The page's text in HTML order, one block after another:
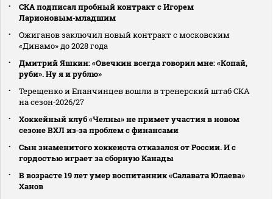
СКА подписал пробный контракт с Игорем
Ларионовым‑младшим
Ожиганов заключил новый контракт с московским
«Динамо» до 2028 года
Дмитрий Яшкин: «Овечкин всегда говорил мне: «Копай,
руби». Ну я и рублю»
Терещенко и Епанчинцев вошли в тренерский штаб СКА
на сезон‑2026/27
Хоккейный клуб «Челны» не примет участия в новом
сезоне ВХЛ из‑за проблем с финансами
Сын знаменитого хоккеиста отказался от России. И с
гордостью играет за сборную Канады
В возрасте 19 лет умер воспитанник «Салавата Юлаева»
Ханов